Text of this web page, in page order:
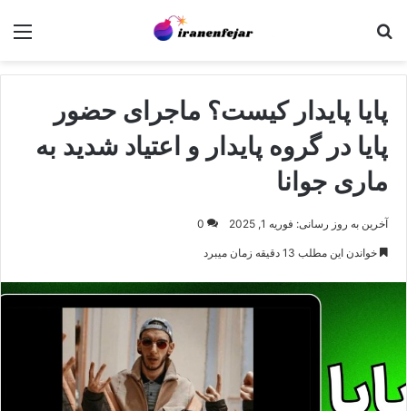
پایا پایدار کیست؟ ماجرای حضور
پایا در گروه پایدار و اعتیاد شدید به
ماری جوانا
آخرین به روز رسانی: فوریه 1, 2025 0
خواندن این مطلب 13 دقیقه زمان میبرد